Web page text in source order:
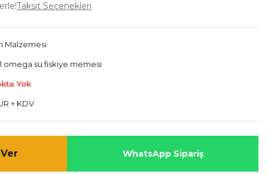
Taksit Seçenekleri
Malzemesi
omega su fiskiye memesi
Yok
+ KDV
WhatsApp Sipariş